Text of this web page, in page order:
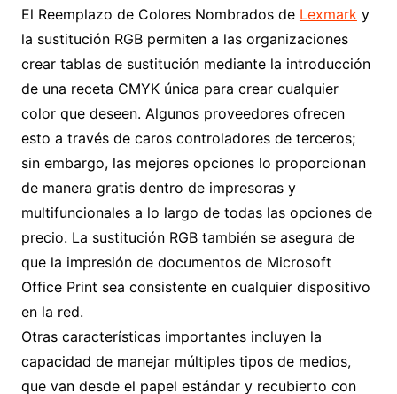
El Reemplazo de Colores Nombrados de Lexmarky
la sustitución RGB permiten a las organizaciones
crear tablas de sustitución mediante la introducción
de una receta CMYK única para crear cualquier
color que deseen. Algunos proveedores ofrecen
esto a través de caros controladores de terceros;
sin embargo, las mejores opciones lo proporcionan
de manera gratis dentro de impresoras y
multifuncionales a lo largo de todas las opciones de
precio. La sustitución RGB también se asegura de
que la impresión de documentos de Microsoft
Office Print sea consistente en cualquier dispositivo
en la red.
Otras características importantes incluyen la
capacidad de manejar múltiples tipos de medios,
que van desde el papel estándar y recubierto con